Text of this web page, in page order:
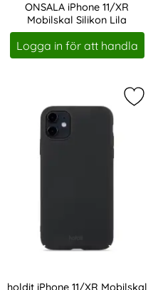
ONSALA iPhone 11/XR
Mobilskal Silikon Lila
Art. nr 214142
Logga in för att handla
holdit iPhone 11/XR Mobilskal